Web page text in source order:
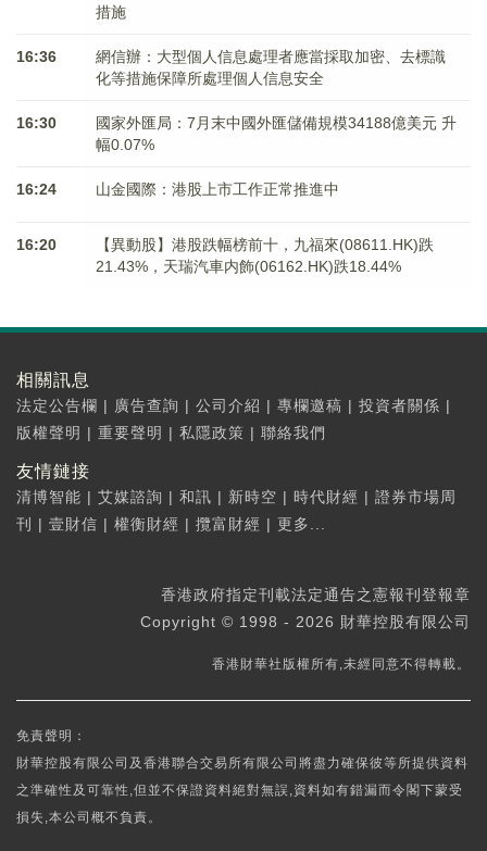
措施
16:36
網信辦：大型個人信息處理者應當採取加密、去標識
化等措施保障所處理個人信息安全
16:30
國家外匯局：7月末中國外匯儲備規模34188億美元 升
幅0.07%
16:24 山金國際：港股上市工作正常推進中
16:20
【異動股】港股跌幅榜前十，九福來(08611.HK)跌
21.43%，天瑞汽車内飾(06162.HK)跌18.44%
相關訊息
法定公告欄 | 廣告查詢 | 公司介紹 | 專欄邀稿 | 投資者關係 |
版權聲明 | 重要聲明 | 私隱政策 | 聯絡我們
友情鏈接
清博智能 | 艾媒諮詢 | 和訊 | 新時空 | 時代財經 | 證券市場周
刊
| 壹財信 | 權衡財經 | 攬富財經 | 更多...
香港政府指定刊載法定通告之憲報刊登報章
Copyright © 1998 - 2026 財華控股有限公司
香港財華社版權所有,未經同意不得轉載。
免責聲明：
財華控股有限公司及香港聯合交易所有限公司將盡力確保彼等所提供資料
之準確性及可靠性,但並不保證資料絕對無誤,資料如有錯漏而令閣下蒙受
損失,本公司概不負責。